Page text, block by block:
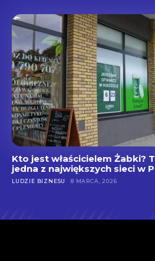
Kto jest właścicielem Żabki?
jedna z największych sieci w
LUDZIE BIZNESU 8 MARCA, 2026